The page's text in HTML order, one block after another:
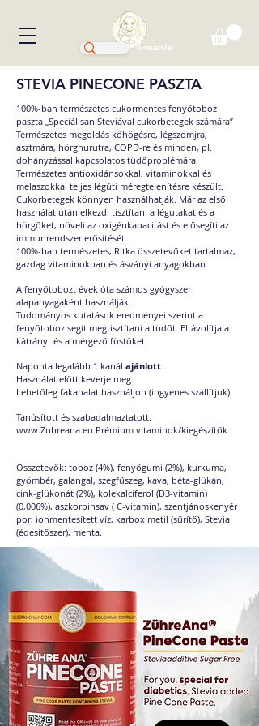
KIÁRUSÍTÁS!
100%-ban természetes cukormentes fenyőtoboz
paszta „Speciálisan Steviával cukorbetegek számára”
Természetes megoldás köhögésre, légszomjra,
asztmára, hörghurutra, COPD-re és minden, pl.
dohányzással kapcsolatos tüdőproblémára.
Természetes antioxidánsokkal, vitaminokkal és
melaszokkal teljes légúti méregtelenítésre készült.
Cukorbetegek könnyen használhatják. Már az első
használat után elkezdi tisztítani a légutakat és a
hörgőket, növeli az oxigénkapacitást és elősegíti az
immunrendszer erősítését.
100%-ban természetes, Ritka összetevőket tartalmaz,
gazdag vitaminokban és ásványi anyagokban.
A fenyőtobozt évek óta számos gyógyszer
alapanyagaként használják.
Tudományos kutatások eredményei szerint a
fenyőtoboz segít megtisztítani a tüdőt. Eltávolítja a
kátrányt és a mérgező füstöket.
Naponta legalább 1 kanál ajánlott .
Használat előtt keverje meg.
Lehetőleg fakanalat használjon (ingyenes szállítjuk)
Tanúsított és szabadalmaztatott.
www.Zuhreana.eu Prémium vitaminok/kiegészítők.
Összetevők: toboz (4%), fenyőgumi (2%), kurkuma,
gyömbér, galangal, szegfűszeg, kava, béta-glükán,
cink-glükonát (2%), kolekalciferol (D3-vitamin)
(0,006%), aszkorbinsav ( C-vitamin), szentjánoskenyér
por, ionmentesített víz, karboximetil (sűrítő), Stevia
(édesítőszer), menta.
STEVIA PINECONE PASZTA